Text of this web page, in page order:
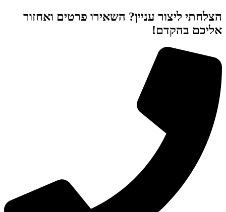
הצלחתי ליצור עניין? השאירו פרטים ואחזור
אליכם בהקדם!